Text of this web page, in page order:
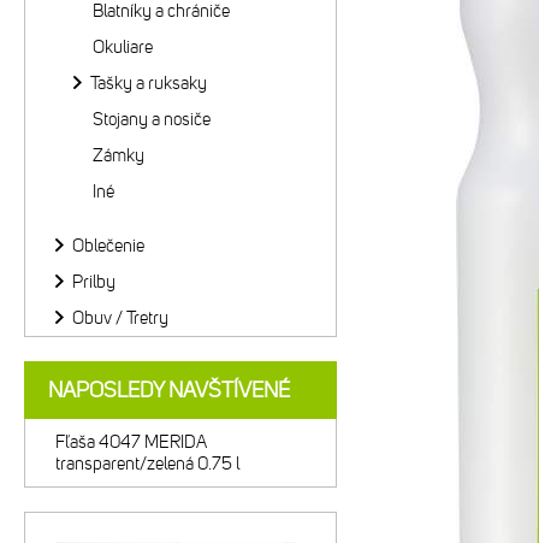
Blatníky a chrániče
Okuliare
Tašky a ruksaky
Stojany a nosiče
Zámky
Iné
Oblečenie
Prilby
Obuv / Tretry
NAPOSLEDY NAVŠTÍVENÉ
Fľaša 4047 MERIDA
transparent/zelená 0.75 l